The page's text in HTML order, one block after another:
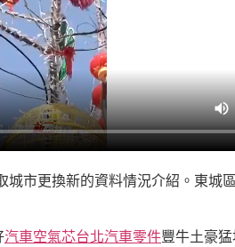
市更換新的資料情況介紹。東城
汽車空氣芯台北汽車零件豐牛土豪